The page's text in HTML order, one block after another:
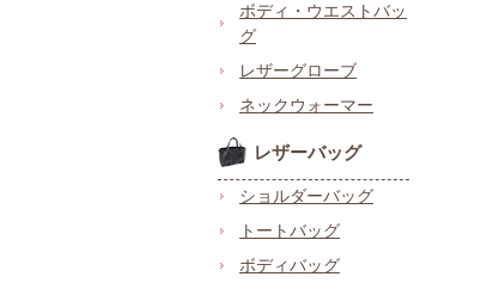
ボディ・ウエストバッ
グ
レザーグローブ
ネックウォーマー
レザーバッグ
ショルダーバッグ
トートバッグ
ボディバッグ